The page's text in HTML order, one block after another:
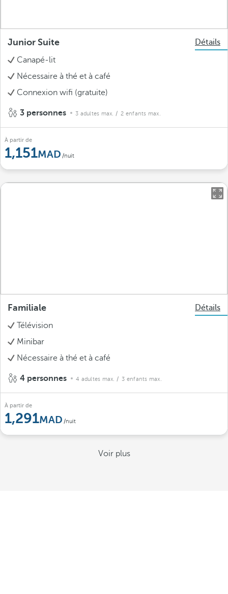
Junior Suite
Détails
Canapé-lit
Nécessaire à thé et à café
Connexion wifi (gratuite)
3 personnes 3 adultes max. / 2 enfants max.
À partir de
1,151 /nuit
Familiale
Détails
Télévision
Minibar
Nécessaire à thé et à café
4 personnes 4 adultes max. / 3 enfants max.
À partir de
1,291 /nuit
Voir plus